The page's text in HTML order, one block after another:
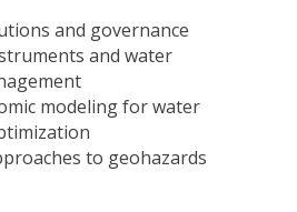
and governance
and water
modeling for water
to geohazards